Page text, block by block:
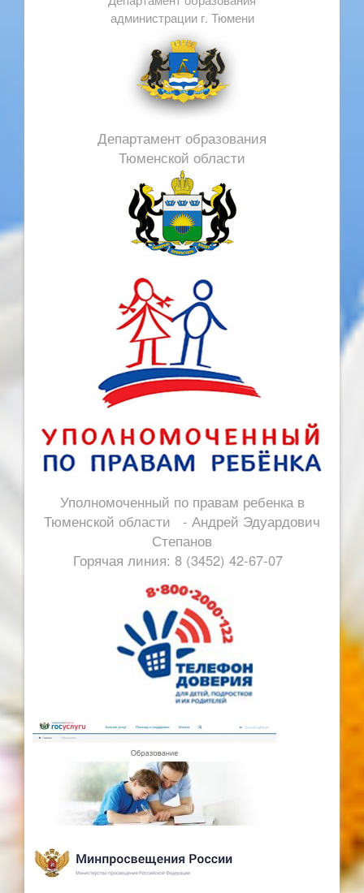
администрации г. Тюмени
Департамент образования
Тюменской области
Уполномоченный по правам ребенка в
Тюменской области - Андрей Эдуардович
Степанов
Горячая линия: 8 (3452) 42-67-07